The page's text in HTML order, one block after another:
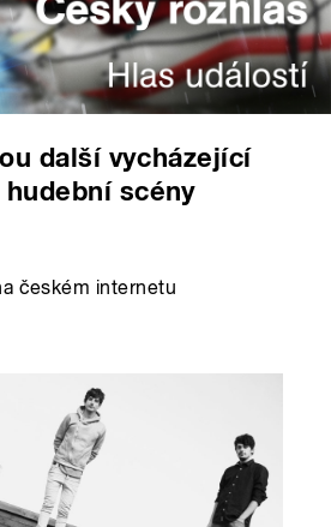
další vycházející
scény
českém internetu